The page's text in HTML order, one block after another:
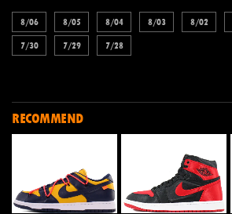
8/06 8/05 8/04 8/03 8/02
7/30 7/29 7/28
RECOMMEND